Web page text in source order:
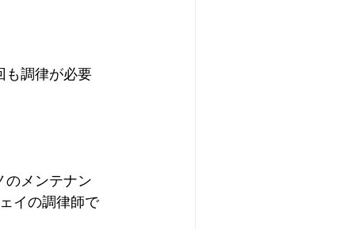
も調律が必要
のメンテナン
イの調律師で